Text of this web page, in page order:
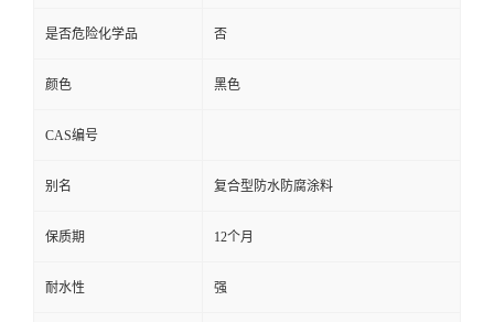
是否危险化学品 否
颜色 黑色
CAS编号
别名 复合型防水防腐涂料
保质期 12个月
耐水性 强